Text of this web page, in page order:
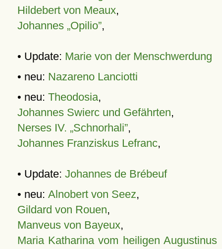
Hildebert von Meaux,
Johannes „Opilio”,
• Update: Marie von der Menschwerdung
• neu: Nazareno Lanciotti
• neu: Theodosia,
Johannes Swierc und Gefährten,
Nerses IV. „Schnorhali”,
Johannes Franziskus Lefranc,
• Update: Johannes de Brébeuf
• neu: Alnobert von Seez,
Gildard von Rouen,
Manveus von Bayeux,
Maria Katharina vom heiligen Augustinus